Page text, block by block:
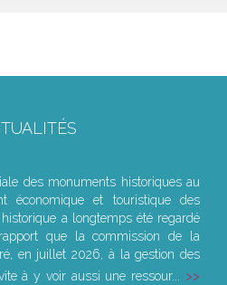
des monuments historiques au
économique et touristique des
a longtemps été regardé
que la commission de la
en juillet 2026, à la gestion des
à y voir aussi une ressour...